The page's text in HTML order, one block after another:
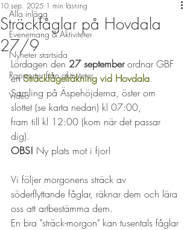
Alla inlägg
Evenemang & Aktiviteter
Nyheter startsida
Rapporter från aktiviteter
Video
Sträckfåglar på Hovdala
27/9
10 sep. 2025 1 min läsning
Lördagen den 27 september ordnar GBF
en Sträckfågelräkning vid Hovdala.
Samling på Äspehöjderna, öster om
slottet (se karta nedan) kl 07:00,
fram till kl 12:00 (kom när det passar
dig).
OBS! Ny plats mot i fjor!
Vi följer morgonens sträck av
söderflyttande fåglar, räknar dem och lära
oss att artbestämma dem.
En bra "sträck-morgon" kan tusentals fåglar